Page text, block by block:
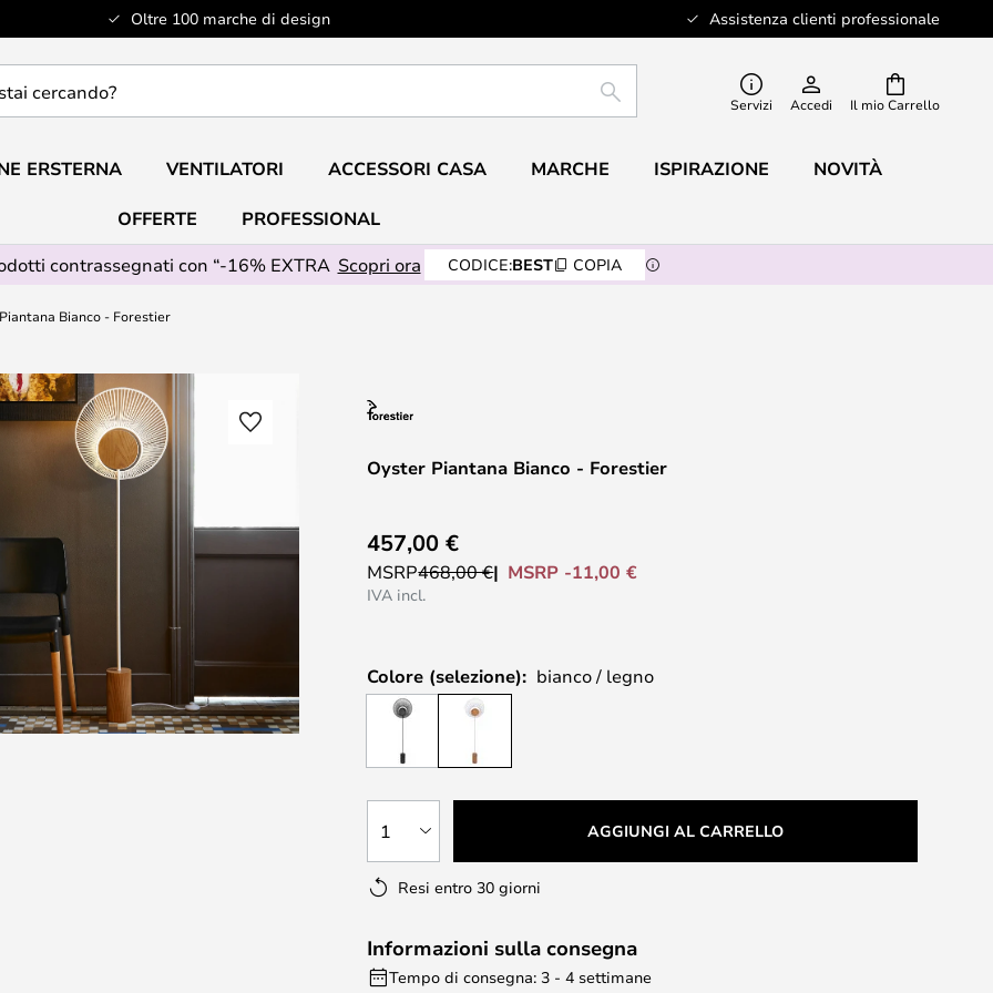
Oltre 100 marche di design Assistenza clienti professionale
Il mio Carrello
RICERCA Servizi Accedi
ERSTERNA VENTILATORI ACCESSORI CASA MARCHE ISPIRAZIONE NOVITÀ
OFFERTE
PROFESSIONAL
contrassegnati con “-16% EXTRA Scopri ora CODICE:BEST COPIA
Bianco - Forestier
Oyster Piantana Bianco - Forestier
457,00 €
MSRP468,00 € MSRP -11,00 €
IVA incl.
Colore (selezione): bianco / legno
1 AGGIUNGI AL CARRELLO
Resi entro 30 giorni
Informazioni sulla consegna
Tempo di consegna: 3 - 4 settimane